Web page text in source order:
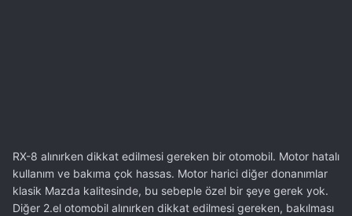
RX-8 alınırken dikkat edilmesi gereken bir otomobil. Motor hatalı
kullanım ve bakıma çok hassas. Motor harici diğer donanımlar
klasik Mazda kalitesinde, bu sebeple özel bir şeye gerek yok.
Diğer 2.el otomobil alınırken dikkat edilmesi gereken, bakılması